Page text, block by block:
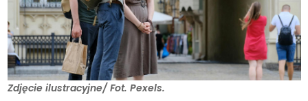
Zdjęcie ilustracyjne/ Fot. Pexels.